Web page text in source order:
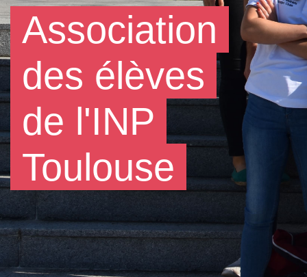
Association
des élèves
de l'INP
Toulouse